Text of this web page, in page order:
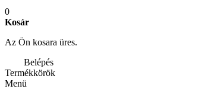
0
Kosár
Az Ön kosara üres.
Belépés
Termékkörök
Menü